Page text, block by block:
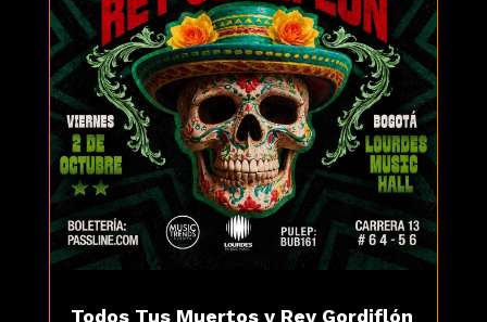
Todos Tus Muertos y Rey Gordiflón